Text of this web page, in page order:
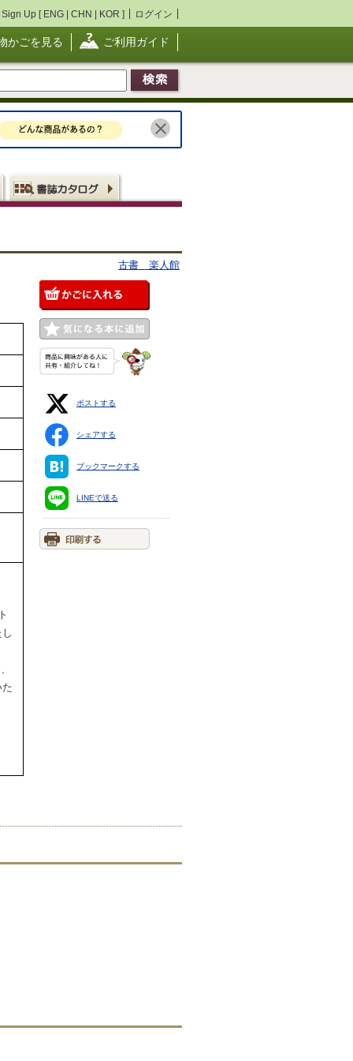
Sign Up [ ENG | CHN | KOR ] ログイン
かごを見る ご利用ガイド
古書 楽人館
ポストする
シェアする
ブックマークする
LINEで送る